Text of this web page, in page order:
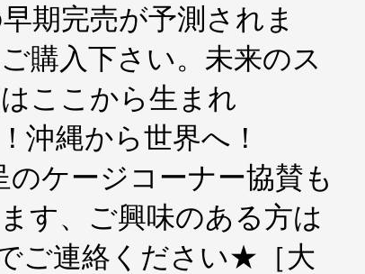
期完売が予測されま
購入下さい。未来のス
ここから生まれ
沖縄から世界へ！
ケージコーナー協賛も
す、ご興味のある方は
ご連絡ください★［大